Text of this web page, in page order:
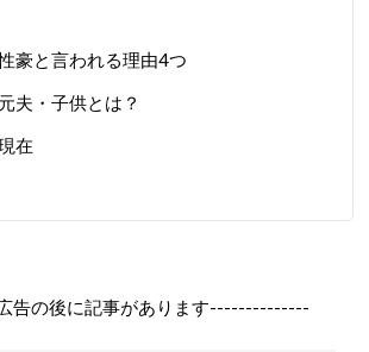
豪と言われる理由4つ
夫・子供とは？
在
の後に記事があります--------------